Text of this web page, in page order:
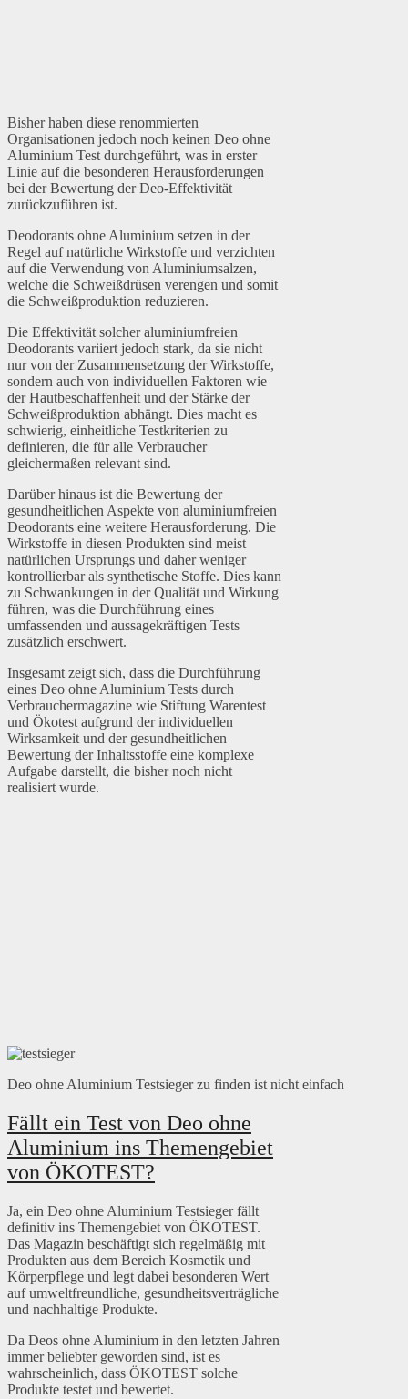
Bisher haben diese renommierten
Organisationen jedoch noch keinen Deo ohne
Aluminium Test durchgeführt, was in erster
Linie auf die besonderen Herausforderungen
bei der Bewertung der Deo-Effektivität
zurückzuführen ist.
Deodorants ohne Aluminium setzen in der
Regel auf natürliche Wirkstoffe und verzichten
auf die Verwendung von Aluminiumsalzen,
welche die Schweißdrüsen verengen und somit
die Schweißproduktion reduzieren.
Die Effektivität solcher aluminiumfreien
Deodorants variiert jedoch stark, da sie nicht
nur von der Zusammensetzung der Wirkstoffe,
sondern auch von individuellen Faktoren wie
der Hautbeschaffenheit und der Stärke der
Schweißproduktion abhängt. Dies macht es
schwierig, einheitliche Testkriterien zu
definieren, die für alle Verbraucher
gleichermaßen relevant sind.
Darüber hinaus ist die Bewertung der
gesundheitlichen Aspekte von aluminiumfreien
Deodorants eine weitere Herausforderung. Die
Wirkstoffe in diesen Produkten sind meist
natürlichen Ursprungs und daher weniger
kontrollierbar als synthetische Stoffe. Dies kann
zu Schwankungen in der Qualität und Wirkung
führen, was die Durchführung eines
umfassenden und aussagekräftigen Tests
zusätzlich erschwert.
Insgesamt zeigt sich, dass die Durchführung
eines Deo ohne Aluminium Tests durch
Verbrauchermagazine wie Stiftung Warentest
und Ökotest aufgrund der individuellen
Wirksamkeit und der gesundheitlichen
Bewertung der Inhaltsstoffe eine komplexe
Aufgabe darstellt, die bisher noch nicht
realisiert wurde.
Deo ohne Aluminium Testsieger zu finden ist nicht einfach
Fällt ein Test von Deo ohne
Aluminium ins Themengebiet
von ÖKOTEST?
Ja, ein Deo ohne Aluminium Testsieger fällt
definitiv ins Themengebiet von ÖKOTEST.
Das Magazin beschäftigt sich regelmäßig mit
Produkten aus dem Bereich Kosmetik und
Körperpflege und legt dabei besonderen Wert
auf umweltfreundliche, gesundheitsverträgliche
und nachhaltige Produkte.
Da Deos ohne Aluminium in den letzten Jahren
immer beliebter geworden sind, ist es
wahrscheinlich, dass ÖKOTEST solche
Produkte testet und bewertet.